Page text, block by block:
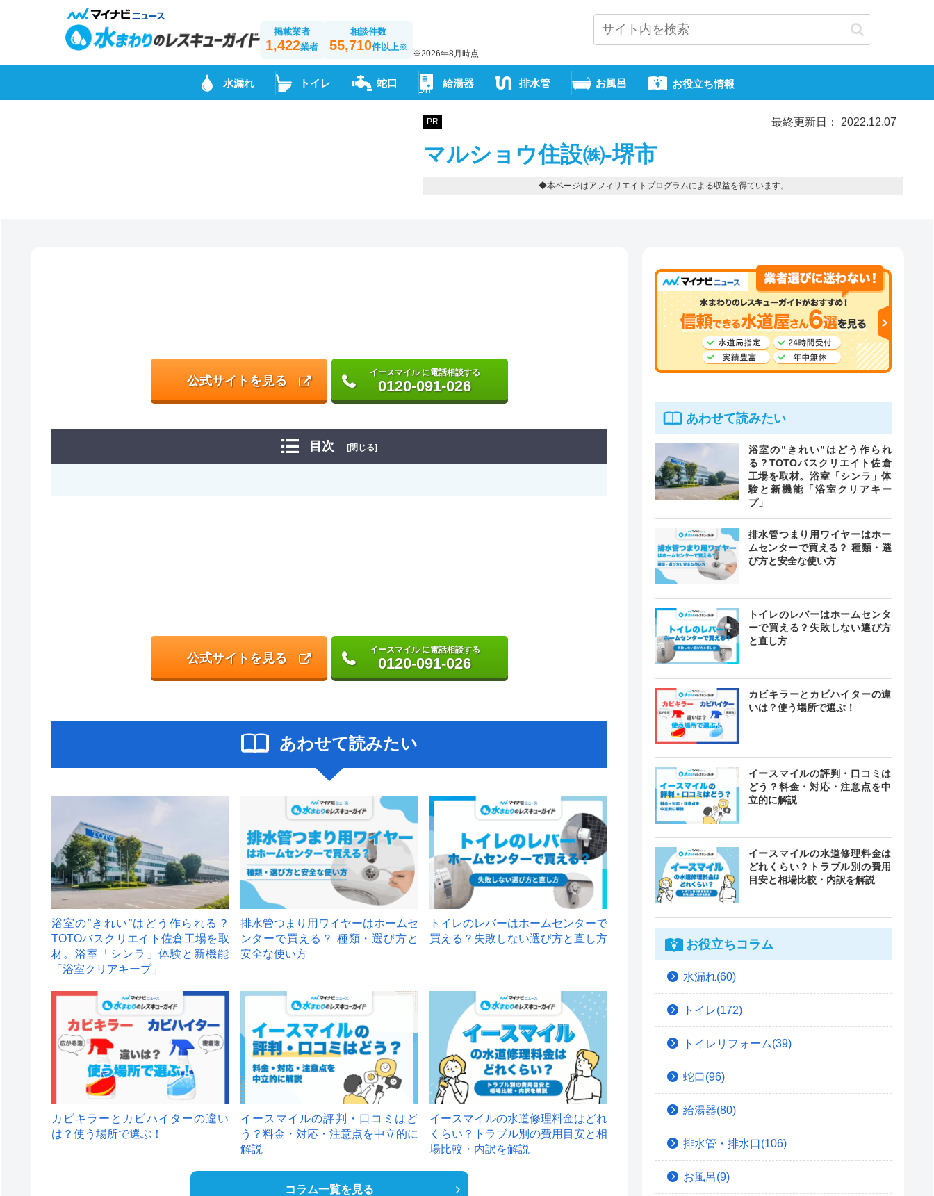
掲載業者
1,422業者
相談件数
55,710件以上※
※2026年8月時点
水漏れ トイレ 蛇口 給湯器 排水管 お風呂 お役立ち情報
PR 最終更新日： 2022.12.07
マルショウ住設㈱-堺市
◆本ページはアフィリエイトプログラムによる収益を得ています。
公式サイトを見る
イースマイル に電話相談する
0120-091-026
目次 [閉じる]
公式サイトを見る
イースマイル に電話相談する
0120-091-026
あわせて読みたい
浴室の”きれい”はどう作られる？
TOTOバスクリエイト佐倉工場を取
材。浴室「シンラ」体験と新機能
「浴室クリアキープ」
排水管つまり用ワイヤーはホームセ
ンターで買える？ 種類・選び方と
安全な使い方
トイレのレバーはホームセンターで
買える？失敗しない選び方と直し方
カビキラーとカビハイターの違い
は？使う場所で選ぶ！
イースマイルの評判・口コミはど
う？料金・対応・注意点を中立的に
解説
イースマイルの水道修理料金はどれ
くらい？トラブル別の費用目安と相
場比較・内訳を解説
コラム一覧を見る
あわせて読みたい
浴室の”きれい”はどう作られ
る？TOTOバスクリエイト佐倉
工場を取材。浴室「シンラ」体
験と新機能「浴室クリアキー
プ」
排水管つまり用ワイヤーはホー
ムセンターで買える？ 種類・選
び方と安全な使い方
トイレのレバーはホームセンタ
ーで買える？失敗しない選び方
と直し方
カビキラーとカビハイターの違
いは？使う場所で選ぶ！
イースマイルの評判・口コミは
どう？料金・対応・注意点を中
立的に解説
イースマイルの水道修理料金は
どれくらい？トラブル別の費用
目安と相場比較・内訳を解説
お役立ちコラム
水漏れ(60)
トイレ(172)
トイレリフォーム(39)
蛇口(96)
給湯器(80)
排水管・排水口(106)
お風呂(9)